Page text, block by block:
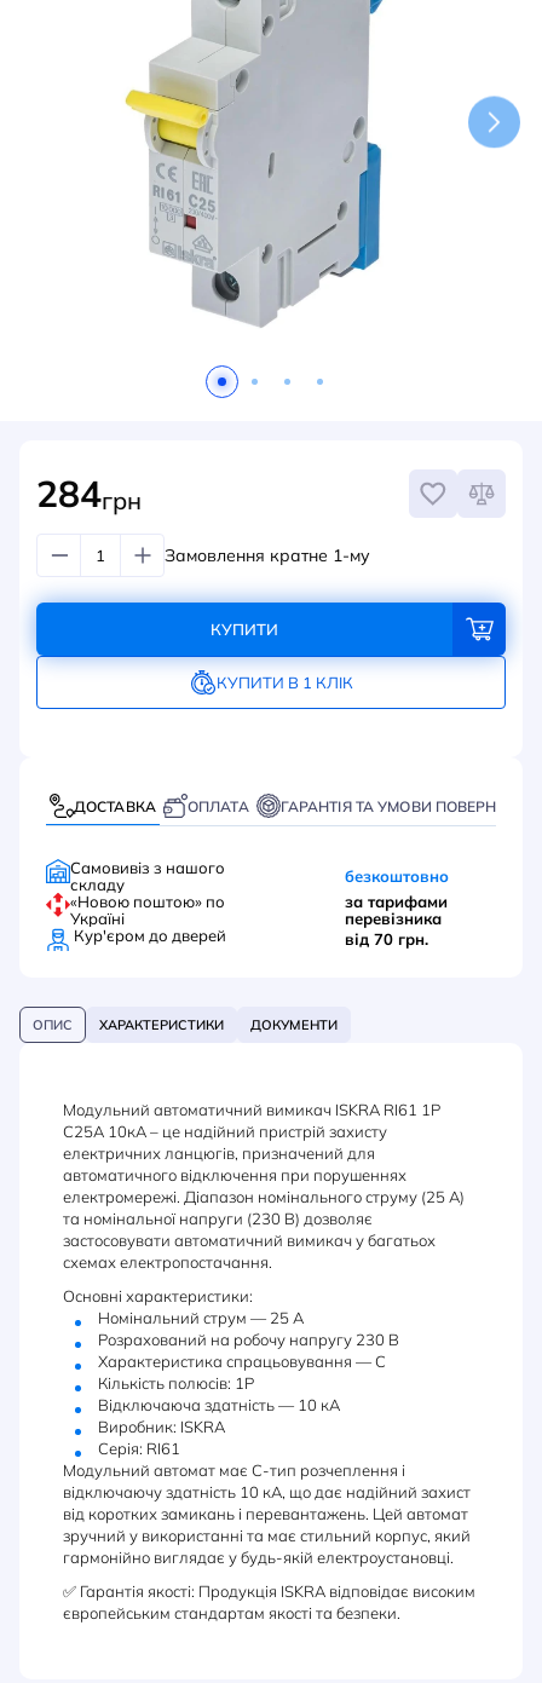
СИСТЕМИ ШИНОПРОВОДІВ ТА СТРУМОПРОВОДІВ
284грн
Замовлення кратне 1-му
КУПИТИ
КУПИТИ В 1 КЛІК
ДОСТАВКА ОПЛАТА ГАРАНТІЯ ТА УМОВИ ПОВЕРНЕННЯ
Самовивіз з нашого
складу
безкоштовно
«Новою поштою» по
Україні
за тарифами
перевізника
Кур'єром до дверей від 70 грн.
ОПИС ХАРАКТЕРИСТИКИ ДОКУМЕНТИ
Модульний автоматичний вимикач ISKRA RI61 1P
C25A 10кА – це надійний пристрій захисту
електричних ланцюгів, призначений для
автоматичного відключення при порушеннях
електромережі. Діапазон номінального струму (25 А)
та номінальної напруги (230 В) дозволяє
застосовувати автоматичний вимикач у багатьох
схемах електропостачання.
Основні характеристики:
Номінальний струм — 25 А
Розрахований на робочу напругу 230 В
Характеристика спрацьовування — C
Кількість полюсів: 1P
Відключаюча здатність — 10 кА
Виробник: ISKRA
Серія: RI61
Модульний автомат має C-тип розчеплення і
відключаючу здатність 10 кА, що дає надійний захист
від коротких замикань і перевантажень. Цей автомат
зручний у використанні та має стильний корпус, який
гармонійно виглядає у будь-якій електроустановці.
✅ Гарантія якості: Продукція ISKRA відповідає високим
європейським стандартам якості та безпеки.